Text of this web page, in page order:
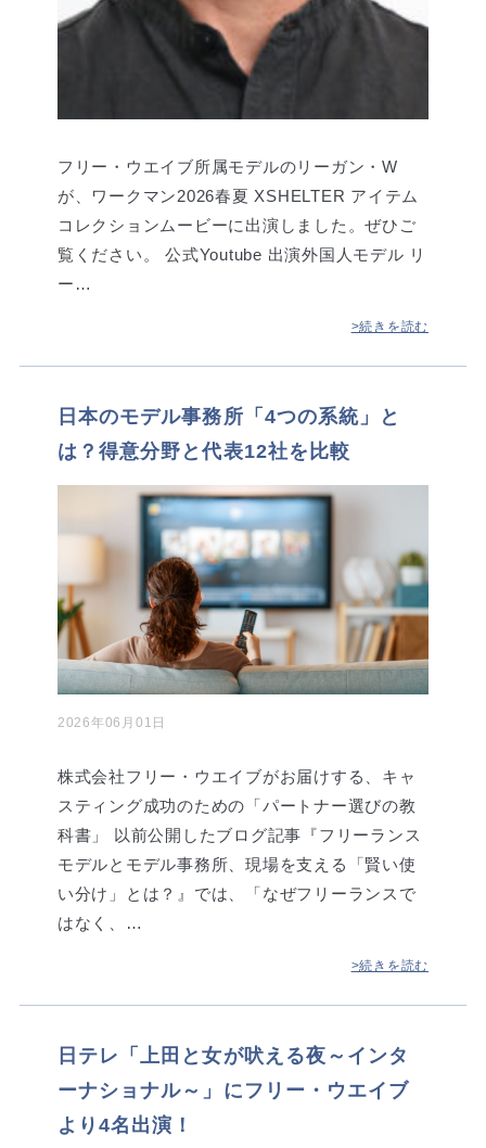
フリー・ウエイブ所属モデルのリーガン・W
が、ワークマン2026春夏 XSHELTER アイテム
コレクションムービーに出演しました。ぜひご
覧ください。 公式Youtube 出演外国人モデル リ
ー…
>続きを読む
日本のモデル事務所「4つの系統」と
は？得意分野と代表12社を比較
2026年06月01日
株式会社フリー・ウエイブがお届けする、キャ
スティング成功のための「パートナー選びの教
科書」 以前公開したブログ記事『フリーランス
モデルとモデル事務所、現場を支える「賢い使
い分け」とは？』では、「なぜフリーランスで
はなく、…
>続きを読む
日テレ「上田と女が吠える夜～インタ
ーナショナル～」にフリー・ウエイブ
より4名出演！